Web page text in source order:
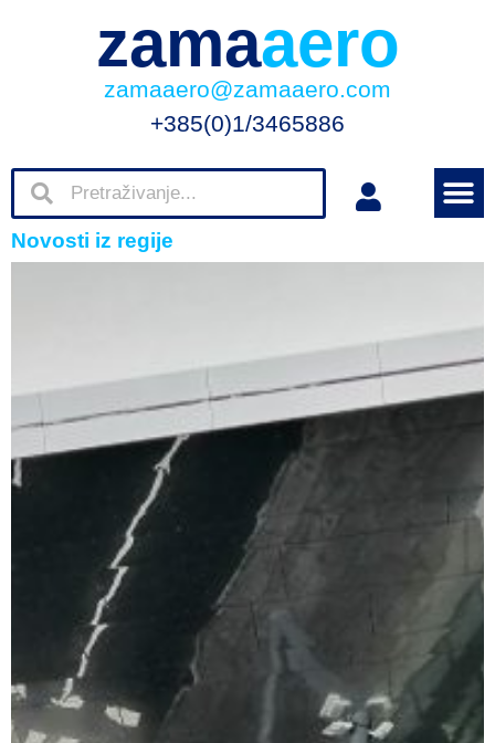
zamaaero
zamaaero@zamaaero.com
+385(0)1/3465886
Novosti iz regije